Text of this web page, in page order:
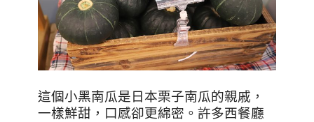
這個小黑南瓜是日本栗子南瓜的親戚，
一樣鮮甜，口感卻更綿密。許多西餐廳